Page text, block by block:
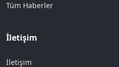
Tüm Haberler
İletişim
İletişim